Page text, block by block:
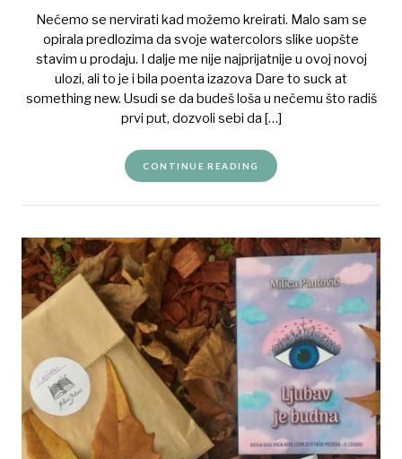
Nećemo se nervirati kad možemo kreirati. Malo sam se
opirala predlozima da svoje watercolors slike uopšte
stavim u prodaju. I dalje me nije najprijatnije u ovoj novoj
ulozi, ali to je i bila poenta izazova Dare to suck at
something new. Usudi se da budeš loša u nečemu što radiš
prvi put, dozvoli sebi da […]
CONTINUE READING